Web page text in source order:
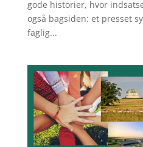
gode historier, hvor
også bagsiden: et presset
faglig...